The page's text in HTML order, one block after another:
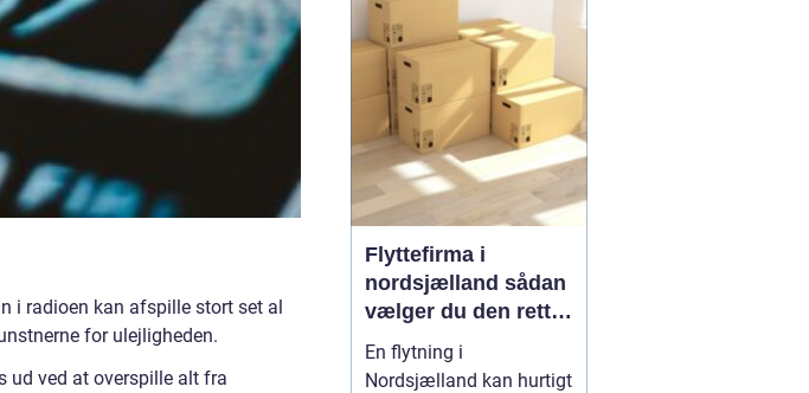
i radioen kan afspille stort set al
for ulejligheden.
ud ved at overspille alt fra
rolle i hverdagen, selv
om vi sjældent tænker
over det. Gennemgang
af varmea...
Flyttefirma i
nordsjælland sådan
vælger du den rette
partner til din
flytning
En flytning i
Nordsjælland kan hurtigt